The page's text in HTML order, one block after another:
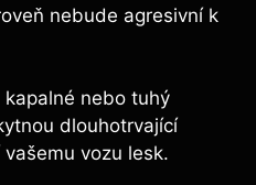
nebude agresivní k
kapalné nebo tuhý
dlouhotrvající
vozu lesk.